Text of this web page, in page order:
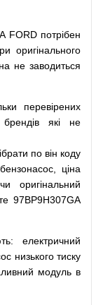
FORD потрібен
оригінального
не заводиться
перевірених
брендів які
не
по він коду
бензонасос,
ціна
оригінальний
97BP9H307GA
:
електричний
низького тиску
модуль в